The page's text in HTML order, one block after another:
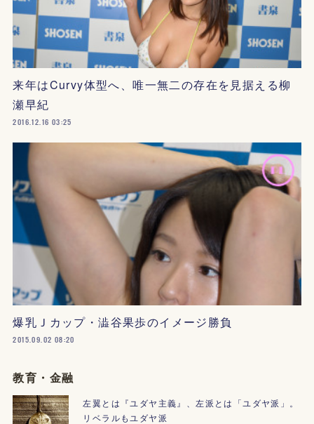
来年はCurvy体型へ、唯一無二の存在を見据える柳
瀬早紀
2016.12.16 03:25
爆乳Ｊカップ・澁谷果歩のイメージ勝負
2015.09.02 08:20
教育・金融
左翼とは『ユダヤ主義』、左派とは「ユダヤ派」。
リベラルもユダヤ派